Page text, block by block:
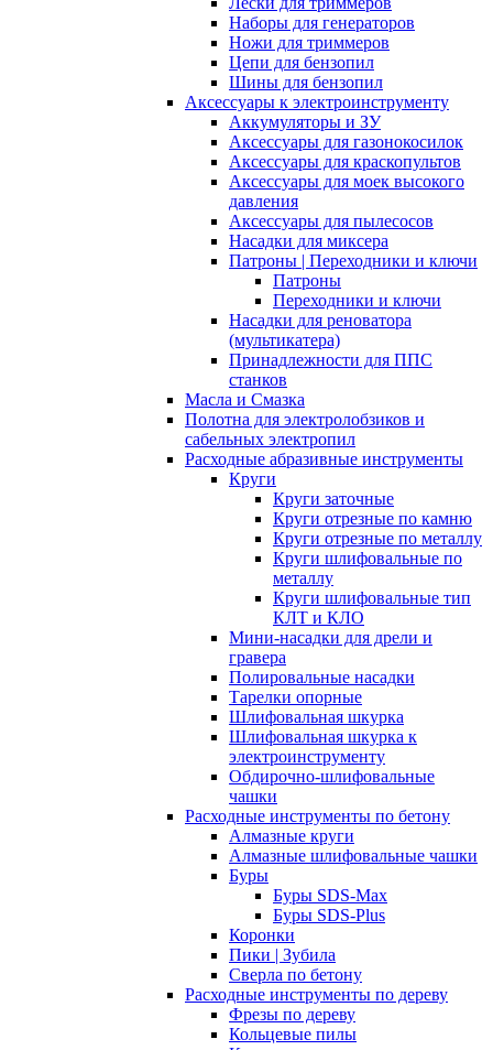
Наборы для генераторов
Ножи для триммеров
Цепи для бензопил
Шины для бензопил
Аксессуары к электроинструменту
Аккумуляторы и ЗУ
Аксессуары для газонокосилок
Аксессуары для краскопультов
Аксессуары для моек высокого
давления
Аксессуары для пылесосов
Насадки для миксера
Патроны | Переходники и ключи
Патроны
Переходники и ключи
Насадки для реноватора
(мультикатера)
Принадлежности для ППС
станков
Масла и Смазка
Полотна для электролобзиков и
сабельных электропил
Расходные абразивные инcтрументы
Круги
Круги заточные
Круги отрезные по камню
Круги отрезные по металлу
Круги шлифовальные по
металлу
Круги шлифовальные тип
КЛТ и КЛО
Мини-насадки для дрели и
гравера
Полировальные насадки
Тарелки опорные
Шлифовальная шкурка
Шлифовальная шкурка к
электроинструменту
Обдирочно-шлифовальные
чашки
Расходные инструменты по бетону
Алмазные круги
Алмазные шлифовальные чашки
Буры
Буры SDS-Max
Буры SDS-Plus
Коронки
Пики | Зубила
Сверла по бетону
Расходные инструменты по дереву
Фрезы по дереву
Кольцевые пилы